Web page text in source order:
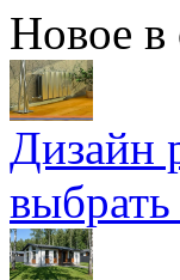
Новое в
Дизайн